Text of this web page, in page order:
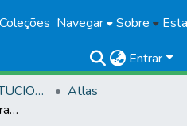
Navegar Sobre
Entrar
PRODUÇÃO INSTITUCIONAL
Atlas
Atlas pluviométrico do Brasil: equações Intensidade-Duração-Frequência (desagregação de precipitações diárias): estação pluviométrica Jacobina, códigos 01140013 (ANA) e 83186 (INMET), município Jacobina, BA